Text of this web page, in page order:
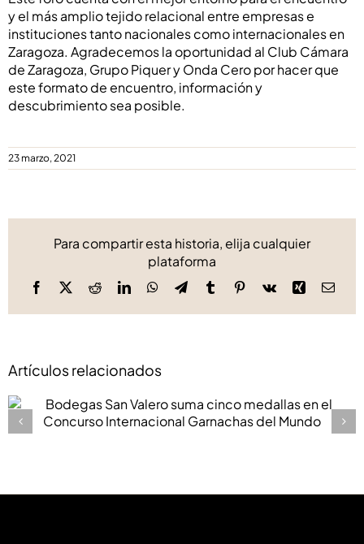
y el más amplio tejido relacional entre empresas e
instituciones tanto nacionales como internacionales en
Zaragoza. Agradecemos la oportunidad al Club Cámara
de Zaragoza, Grupo Piquer y Onda Cero por hacer que
este formato de encuentro, información y
descubrimiento sea posible.
23 marzo, 2021
Para compartir esta historia, elija cualquier
plataforma
Facebook
X RedditLinkedInWhatsApp
TelegramTumblrPinterest
Vk Xing
Artículos relacionados
Bodegas San Valero suma cinco medallas en el
Concurso Internacional Garnachas del Mundo